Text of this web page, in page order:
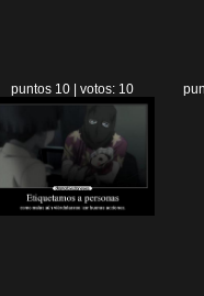
puntos 10 | votos: 10